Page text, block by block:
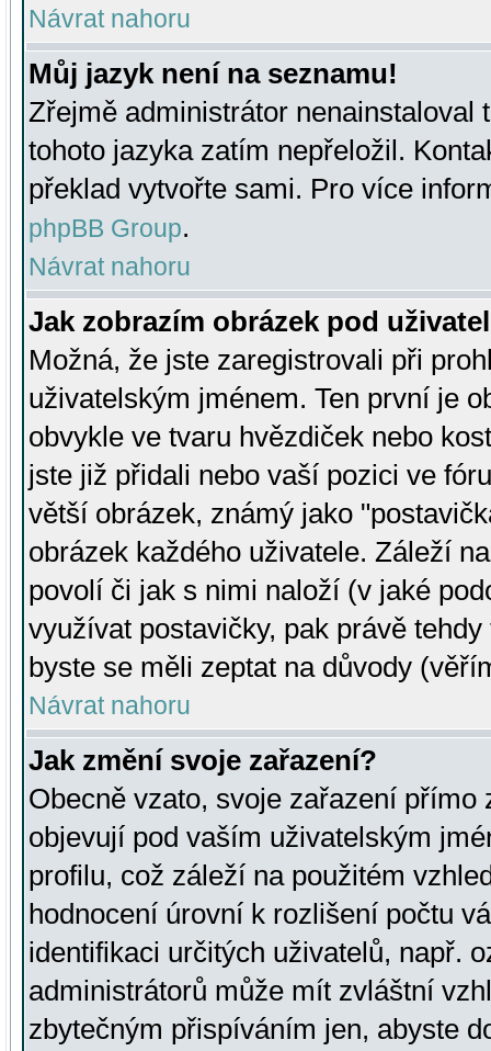
Návrat nahoru
Můj jazyk není na seznamu!
Zřejmě administrátor nenainstaloval
tohoto jazyka zatím nepřeložil.
překlad vytvořte sami. Pro více
phpBB Group.
Návrat nahoru
Jak zobrazím obrázek pod
Možná, že jste zaregistrovali při
uživatelským jménem. Ten první je
obvykle ve tvaru hvězdiček nebo
jste již přidali nebo vaší pozici ve
větší obrázek, známý jako
obrázek každého uživatele. Záleží
povolí či jak s nimi naloží (v jaké
využívat postavičky, pak právě
byste se měli zeptat na důvody
Návrat nahoru
Jak změní svoje zařazení?
Obecně vzato, svoje zařazení přímo
objevují pod vaším uživatelským
profilu, což záleží na použitém
hodnocení úrovní k rozlišení počtu
identifikaci určitých uživatelů, např.
administrátorů může mít zvláštní
zbytečným přispíváním jen, abyste